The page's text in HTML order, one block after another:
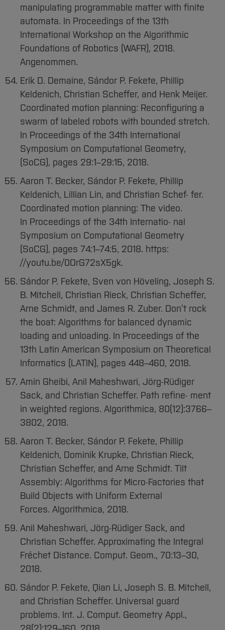
manipulating programmable matter with finite
automata. In Proceedings of the 13th
International Workshop on the Algorithmic
Foundations of Robotics (WAFR), 2018.
Angenommen.
Erik D. Demaine, Sándor P. Fekete, Phillip
Keldenich, Christian Scheffer, and Henk Meijer.
Coordinated motion planning: Reconfiguring a
swarm of labeled robots with bounded stretch.
In Proceedings of the 34th International
Symposium on Computational Geometry,
(SoCG), pages 29:1–29:15, 2018.
Aaron T. Becker, Sándor P. Fekete, Phillip
Keldenich, Lillian Lin, and Christian Schef- fer.
Coordinated motion planning: The video.
In Proceedings of the 34th Internatio- nal
Symposium on Computational Geometry
(SoCG), pages 74:1–74:5, 2018. https:
//youtu.be/0OrG72sX5gk.
Sándor P. Fekete, Sven von Höveling, Joseph S.
B. Mitchell, Christian Rieck, Christian Scheffer,
Arne Schmidt, and James R. Zuber. Don’t rock
the boat: Algorithms for balanced dynamic
loading and unloading. In Proceedings of the
13th Latin American Symposium on Theoretical
Informatics (LATIN), pages 448–460, 2018.
Amin Gheibi, Anil Maheshwari, Jörg-Rüdiger
Sack, and Christian Scheffer. Path refine- ment
in weighted regions. Algorithmica, 80(12):3766–
3802, 2018.
Aaron T. Becker, Sándor P. Fekete, Phillip
Keldenich, Dominik Krupke, Christian Rieck,
Christian Scheffer, and Arne Schmidt. Tilt
Assembly: Algorithms for Micro-Factories that
Build Objects with Uniform External
Forces. Algorithmica, 2018.
Anil Maheshwari, Jörg-Rüdiger Sack, and
Christian Scheffer. Approximating the Integral
Fréchet Distance. Comput. Geom., 70:13–30,
2018.
Sándor P. Fekete, Qian Li, Joseph S. B. Mitchell,
and Christian Scheffer. Universal guard
problems. Int. J. Comput. Geometry Appl.,